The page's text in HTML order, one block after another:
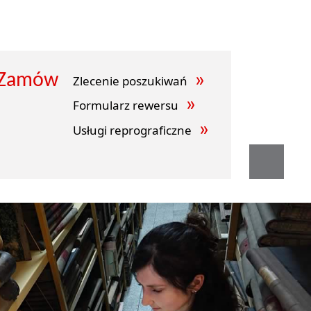
Zlecenie poszukiwań
Formularz rewersu
Usługi reprograficzne